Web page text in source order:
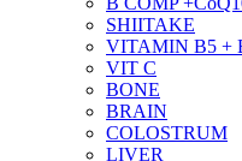
SHIITAKE
VITAMIN B5 +
VIT C
BONE
BRAIN
COLOSTRUM
LIVER